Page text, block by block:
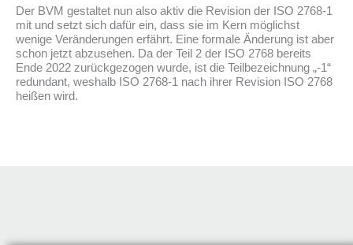
Der BVM gestaltet nun also aktiv die Revision der ISO 2768-1
mit und setzt sich dafür ein, dass sie im Kern möglichst
wenige Veränderungen erfährt. Eine formale Änderung ist aber
schon jetzt abzusehen. Da der Teil 2 der ISO 2768 bereits
Ende 2022 zurückgezogen wurde, ist die Teilbezeichnung „-1“
redundant, weshalb ISO 2768-1 nach ihrer Revision ISO 2768
heißen wird.